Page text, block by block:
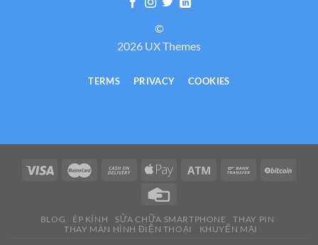
©
2026 UX Themes
TERMS PRIVACY COOKIES
BLOG ÉP KÍNH SỬA CHỮA SMARTPHONE
THAY PIN
THAY MÀN HÌNH ĐIỆN THOẠI
KHUYẾN MẠI